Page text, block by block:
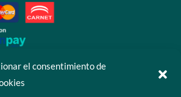
el consentimiento de